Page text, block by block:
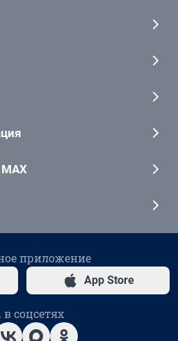
приложение
App Store
соцсетях